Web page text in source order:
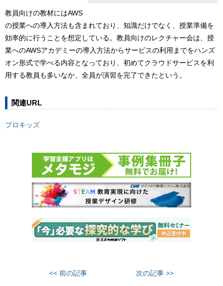
教員向けの教材にはAWS
の授業への導入方法も含まれており、知識だけでなく、授業準備を
効率的に行うことを想定している。教員向けのレクチャー会は、授
業へのAWSアカデミーの導入方法からサービスの利用までをハンズ
オン形式で学べる内容となっており、初めてクラウドサービスを利
用する教員も多いなか、全員が演習を完了できたという。
関連URL
プロキッズ
<< 前の記事 次の記事 >>